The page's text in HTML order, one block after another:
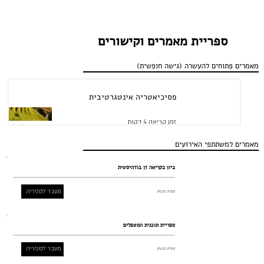
ספריית מאמרים וקישורים
פסיכיאטריה אינטגרטיבית
זמן קריאה 4 דקות
מאמרים פתוחים להעשרה (גישה חופשית)
ביון בקריאה זן בודהיסטית
ספריה פרטית מעבר לספריה
ספריית תוכנית המטפלים
ספריה פרטית מעבר לספריה
מאמרים למשתתפי האירועים